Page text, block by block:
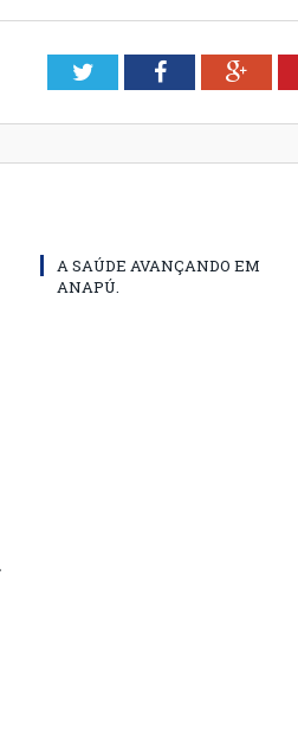
TwitterFacebook
A SAÚDE AVANÇANDO EM
ANAPÚ.